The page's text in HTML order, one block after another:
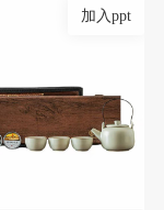
加入ppt